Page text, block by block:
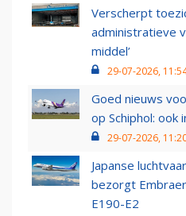
Verscherpt
administratieve
middel’
29-07-2026,
Goed nieuws
op Schiphol: ook
29-07-2026,
Japanse
bezorgt
E190-E2